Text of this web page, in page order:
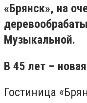
«Брянск», на
Музыкальной.
В 45 лет –
Гостиница